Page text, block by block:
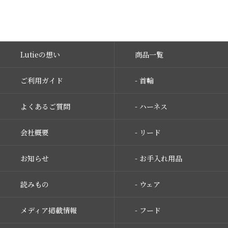
Lutieの想い
ご利用ガイド
よくあるご質問
会社概要
お知らせ
読みもの
メディア掲載情報
商品一覧
- 首輪
- ハーネス
- リード
- お手入れ用品
- ウェア
- フード